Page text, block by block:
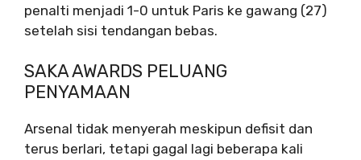
penalti menjadi 1-0 untuk Paris ke gawang (27)
setelah sisi tendangan bebas.
SAKA AWARDS PELUANG
PENYAMAAN
Arsenal tidak menyerah meskipun defisit dan
terus berlari, tetapi gagal lagi beberapa kali